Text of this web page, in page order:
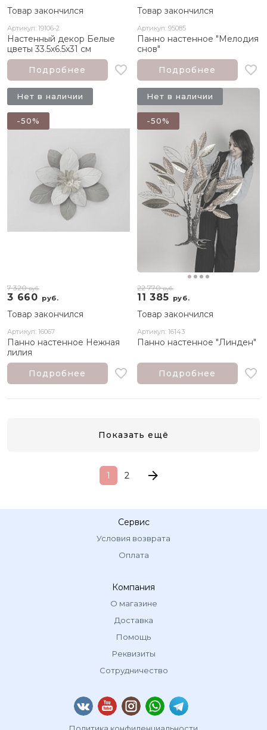
Товар закончился
Артикул: 19106-2
Настенный декор Белые
цветы 33.5х6.5х31 см
Подробнее
Товар закончился
Артикул: 95085
Панно настенное "Мелодия
снов"
Подробнее
3 660 руб.
7 320руб.
Товар закончился
Артикул: 16067
Панно настенное Нежная
лилия
Подробнее
Нет в наличии
-50%
11 385 руб.
22 770руб.
Товар закончился
Артикул: 16143
Панно настенное "Линден"
Подробнее
Нет в наличии
-50%
Показать ещё
1 2
Сервис
Условия возврата
Оплата
Компания
О магазине
Доставка
Помощь
Реквизиты
Сотрудничество